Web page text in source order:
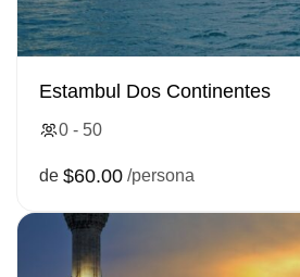
Estambul Dos Continentes
0 - 50
de $60.00 /persona